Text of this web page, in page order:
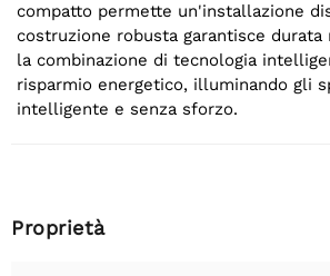
compatto permette un'installazione
costruzione robusta garantisce durata
la combinazione di tecnologia
risparmio energetico, illuminando gli
intelligente e senza sforzo.
Proprietà